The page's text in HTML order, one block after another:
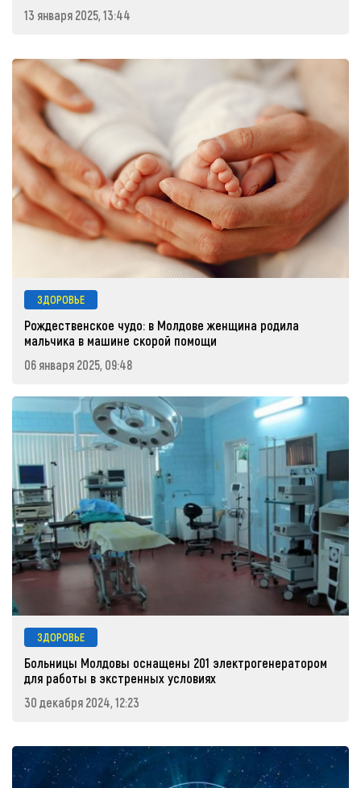
13 января 2025, 13:44
ЗДОРОВЬЕ
Рождественское чудо: в Молдове женщина родила
мальчика в машине скорой помощи
06 января 2025, 09:48
ЗДОРОВЬЕ
Больницы Молдовы оснащены 201 электрогенератором
для работы в экстренных условиях
30 декабря 2024, 12:23